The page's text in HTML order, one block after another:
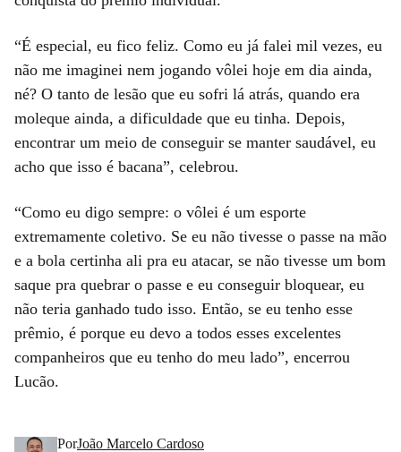
“É especial, eu fico feliz. Como eu já falei mil vezes, eu
não me imaginei nem jogando vôlei hoje em dia ainda,
né? O tanto de lesão que eu sofri lá atrás, quando era
moleque ainda, a dificuldade que eu tinha. Depois,
encontrar um meio de conseguir se manter saudável, eu
acho que isso é bacana”, celebrou.
“Como eu digo sempre: o vôlei é um esporte
extremamente coletivo. Se eu não tivesse o passe na mão
e a bola certinha ali pra eu atacar, se não tivesse um bom
saque pra quebrar o passe e eu conseguir bloquear, eu
não teria ganhado tudo isso. Então, se eu tenho esse
prêmio, é porque eu devo a todos esses excelentes
companheiros que eu tenho do meu lado”, encerrou
Lucão.
PorJoão Marcelo Cardoso